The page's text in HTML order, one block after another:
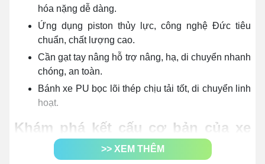
hóa nặng dễ dàng.
Ứng dụng piston thủy lực, công nghệ Đức tiêu
chuẩn, chất lượng cao.
Cần gạt tay nâng hỗ trợ nâng, hạ, di chuyển nhanh
chóng, an toàn.
Bánh xe PU bọc lõi thép chịu tải tốt, di chuyển linh
hoạt.
Khám phá kết cấu cơ bản của xe
nâng tay 2.5 tấn>> XEM THÊM